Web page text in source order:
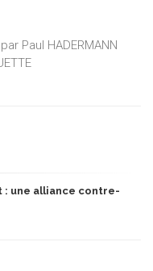
Paul HADERMANN
une alliance contre-